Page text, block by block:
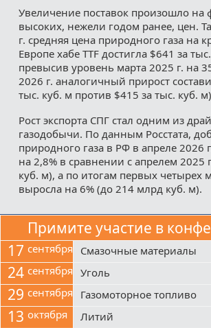
Увеличение поставок произошло на
высоких, нежели годом ранее, цен.
г. средняя цена природного газа на
Европе хабе TTF достигла $641 за
превысив уровень марта 2025 г. на
2026 г. аналогичный прирост
тыс. куб. м против $415 за тыс. куб.
Рост экспорта СПГ стал одним из
газодобычи. По данным Росстата,
природного газа в РФ в апреле 2026
на 2,8% в сравнении с апрелем 2025
куб. м), а по итогам первых четырех
выросла на 6% (до 214 млрд куб. м).
Примите участие в
17 сентября Смазочные материалы
24 сентября Уголь
29 сентября Газомоторное топливо
13 октября Литий